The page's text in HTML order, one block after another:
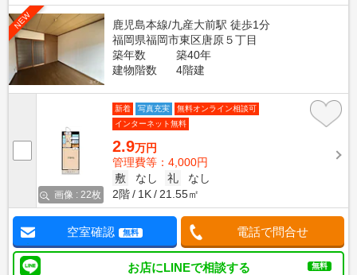
NEW
鹿児島本線/九産大前駅 徒歩1分
福岡県福岡市東区唐原５丁目
築年数
築40年
建物階数
4階建
画像 : 22枚
新着 写真充実
無料オンライン相談可
インターネット無料
2.9万円
管理費等：4,000円
敷
なし 礼
なし
2階
1K 21.55㎡
空室確認 無料 電話で問合せ
お店にLINEで相談する 無料